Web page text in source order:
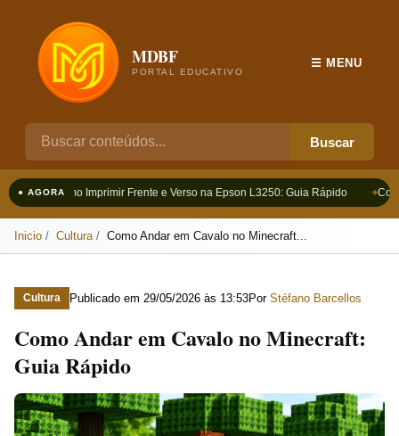
MDBF
PORTAL EDUCATIVO
Buscar
☰ MENU
● AGORAComo Imprimir Frente e Verso na Epson L3250: Guia Rápido
Inicio Cultura Como Andar em Cavalo no Minecraft...
Cultura Publicado em 29/05/2026 às 13:53Por Stéfano Barcellos
Como Andar em Cavalo no Minecraft:
Guia Rápido